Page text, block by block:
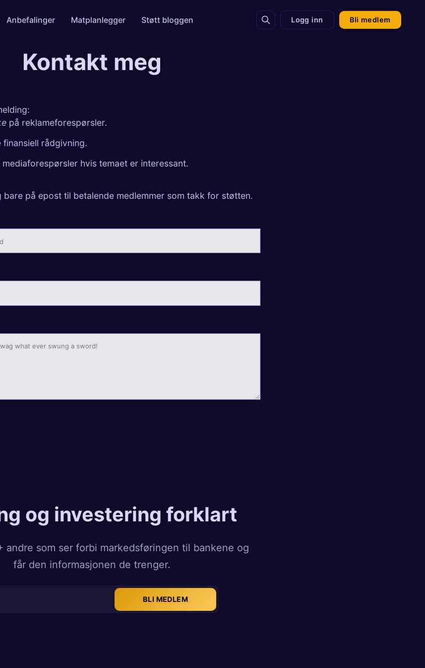
Anbefalinger Matplanlegger Støtt bloggen Logg inn Bli medlem
Kontakt meg
på reklameforespørsler.
rådgivning.
hvis temaet er interessant.
bare på epost til betalende medlemmer som takk for støtten.
og investering forklart
andre som ser forbi markedsføringen til bankene og
får den informasjonen de trenger.
BLI MEDLEM